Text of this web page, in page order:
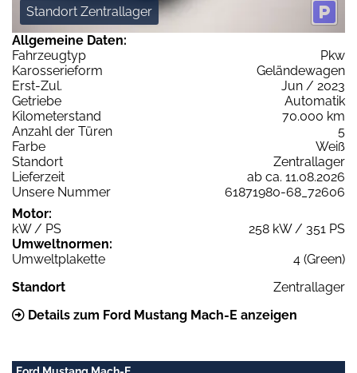
Standort Zentrallager
Allgemeine Daten:
Fahrzeugtyp
Pkw
Karosserieform
Geländewagen
Erst-Zul.
Jun / 2023
Getriebe
Automatik
Kilometerstand
70.000 km
Anzahl der Türen
5
Farbe
Weiß
Standort
Zentrallager
Lieferzeit
ab ca. 11.08.2026
Unsere Nummer
61871980-68_72606
Motor:
kW / PS
258 kW / 351 PS
Umweltnormen:
Umweltplakette
4 (Green)
Standort
Zentrallager
Details zum Ford Mustang Mach-E anzeigen